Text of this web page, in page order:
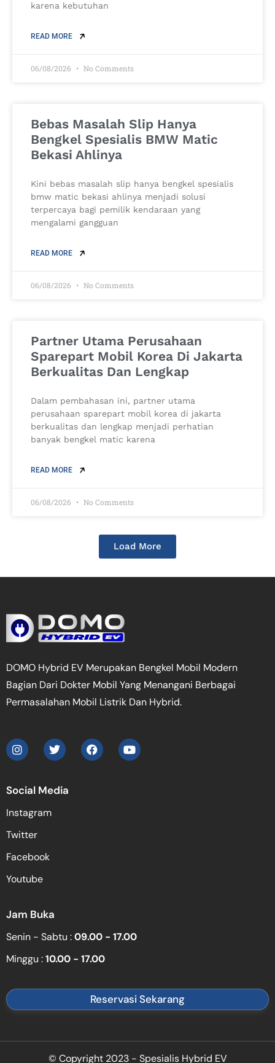
karena kebutuhan
READ MORE
06/08/2026 No Comments
Bebas Masalah Slip Hanya
Bengkel Spesialis BMW Matic
Bekasi Ahlinya
Kini bebas masalah slip hanya bengkel spesialis
bmw matic bekasi ahlinya menjadi solusi
terpercaya bagi pemilik kendaraan yang
mengalami gangguan
READ MORE
06/08/2026 No Comments
Partner Utama Perusahaan
Sparepart Mobil Korea Di Jakarta
Berkualitas Dan Lengkap
Dalam pembahasan ini, partner utama
perusahaan sparepart mobil korea di jakarta
berkualitas dan lengkap menjadi perhatian
banyak bengkel matic karena
READ MORE
06/08/2026 No Comments
Load More
DOMO Hybrid EV Merupakan Bengkel Mobil Modern
Bagian Dari Dokter Mobil Yang Menangani Berbagai
Permasalahan Mobil Listrik Dan Hybrid.
Social Media
Instagram
Twitter
Facebook
Youtube
Jam Buka
Senin - Sabtu :09.00 - 17.00
Minggu :10.00 - 17.00
Reservasi Sekarang
© Copyright 2023 - Spesialis Hybrid EV